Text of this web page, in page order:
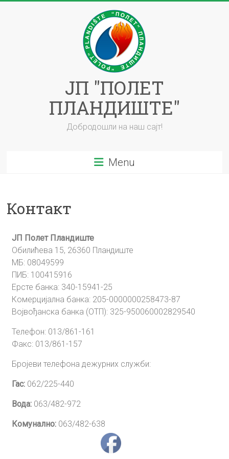
ЈП "ПОЛЕТ
ПЛАНДИШТЕ"
Добродошли на наш сајт!
Menu
Контакт
ЈП Полет Пландиште
Обилићева 15, 26360 Пландиште
МБ: 08049599
ПИБ: 100415916
Ерсте банка: 340-15941-25
Комерцијална банка: 205-0000000258473-87
Војвођанска банка (ОТП): 325-950060002829540
Телефон: 013/861-161
Факс: 013/861-157
Бројеви телефона дежурних служби:
Гас: 062/225-440
Вода: 063/482-972
Комунално: 063/482-638